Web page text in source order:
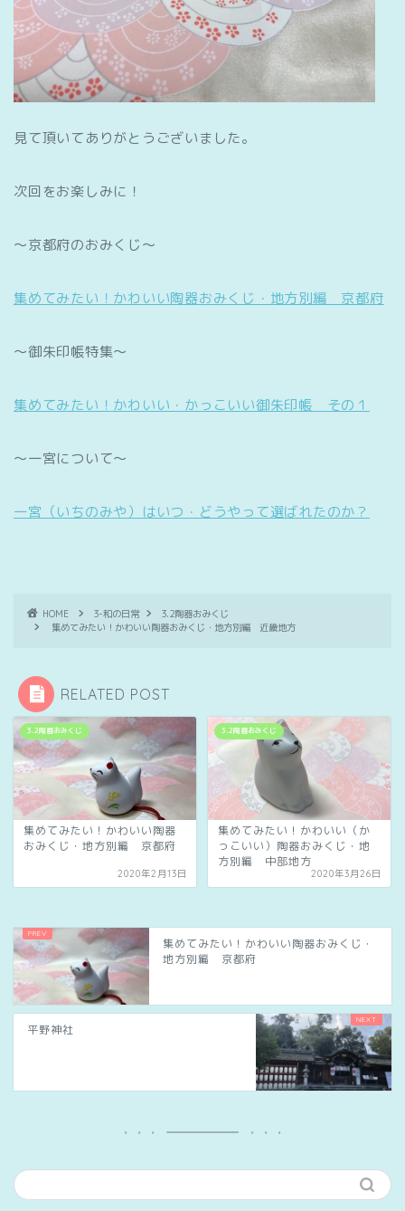
見て頂いてありがとうございました。
次回をお楽しみに！
～京都府のおみくじ～
集めてみたい！かわいい陶器おみくじ・地方別編 京都府
～御朱印帳特集～
集めてみたい！かわいい・かっこいい御朱印帳 その１
～一宮について～
一宮（いちのみや）はいつ・どうやって選ばれたのか？
HOME 3-和の日常
3.2陶器おみくじ
集めてみたい！かわいい陶器おみくじ・地方別編 近畿地方
RELATED POST
3.2陶器おみくじ
集めてみたい！かわいい陶器
おみくじ・地方別編 京都府
2020年2月13日
3.2陶器おみくじ
集めてみたい！かわいい（か
っこいい）陶器おみくじ・地
方別編 中部地方
2020年3月26日
集めてみたい！かわいい陶器おみくじ・
地方別編 京都府
平野神社